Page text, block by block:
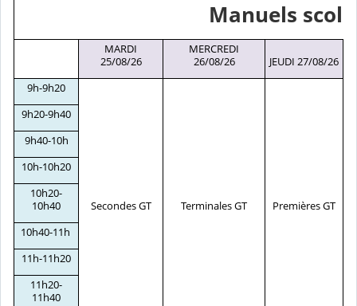
Manuels
MARDI
25/08/26
MERCREDI
26/08/26
JEUDI 27/08/26
9h-9h20
Secondes GT Terminales GT Premières GT
9h20-9h40
9h40-10h
10h-10h20
10h20-
10h40
10h40-11h
11h-11h20
11h20-
11h40